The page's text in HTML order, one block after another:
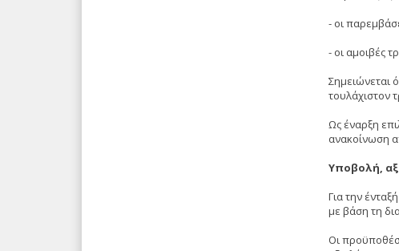
- οι
- οι αμοιβές
Σημειώνεται
τουλάχιστον
Ως έναρξη
ανακοίνωση
Υποβολή,
Για την
με βάση τη
Οι